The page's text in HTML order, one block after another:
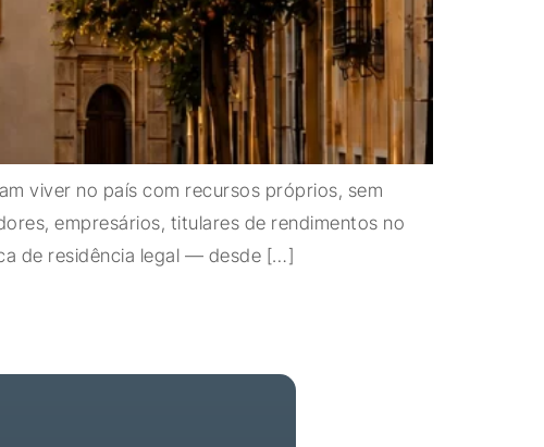
viver no país com recursos próprios, sem
empresários, titulares de rendimentos no
de residência legal — desde […]